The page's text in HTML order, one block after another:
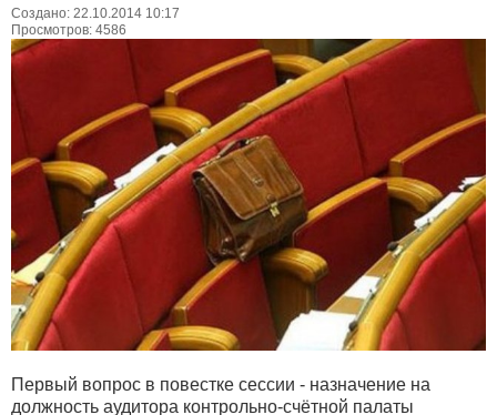
Создано: 22.10.2014 10:17
Просмотров: 4586
Первый вопрос в повестке сессии - назначение на
должность аудитора контрольно-счётной палаты